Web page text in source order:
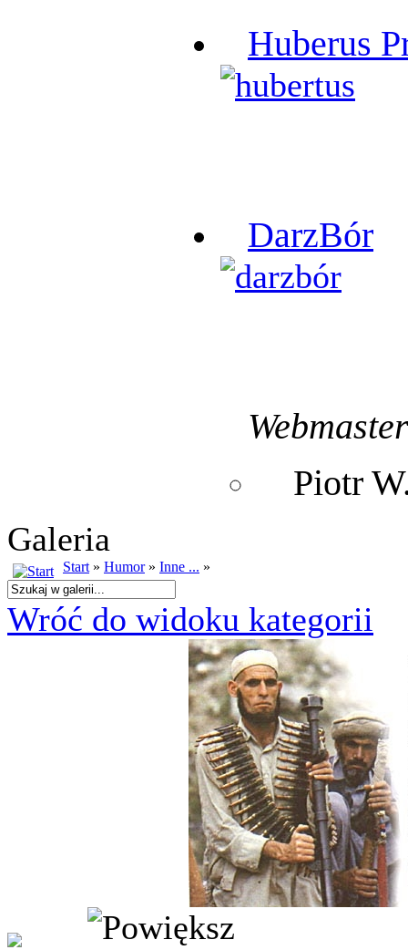
Huberus
DarzBór
Piotr
Galeria
Start » Humor» Inne ... »
Wróć do widoku kategorii